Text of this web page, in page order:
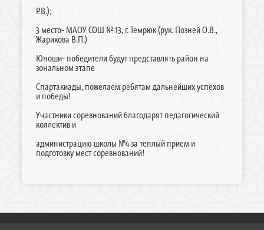
Р.В.);
3 место- МАОУ СОШ № 13, г. Темрюк (рук. Позней О.В.,
Жарикова В.П.)
Юноши- победители будут представлять район на
зональном этапе
Спартакиады, пожелаем ребятам дальнейших успехов
и победы!
Участники соревнований благодарят педагогический
коллектив и
администрацию школы №4 за теплый прием и
подготовку мест соревнований!